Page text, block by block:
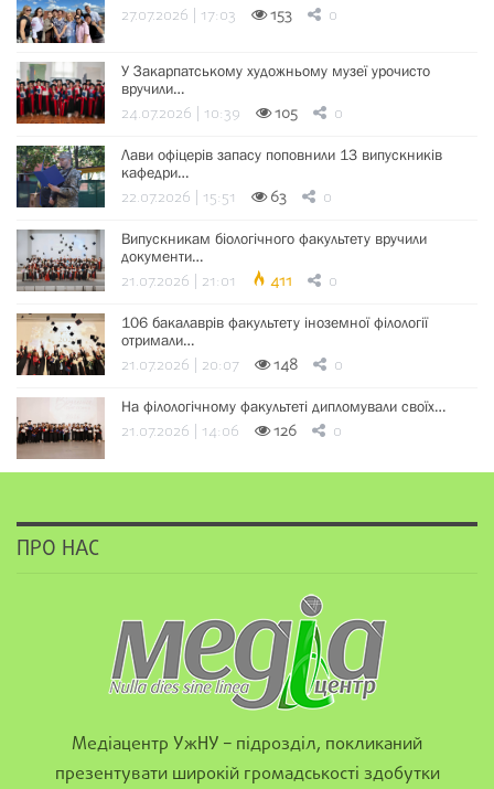
27.07.2026 | 17:03 153 0
У Закарпатському художньому музеї урочисто
вручили…
24.07.2026 | 10:39 105 0
Лави офіцерів запасу поповнили 13 випускників
кафедри…
22.07.2026 | 15:51 63 0
Випускникам біологічного факультету вручили
документи…
21.07.2026 | 21:01 411 0
106 бакалаврів факультету іноземної філології
отримали…
21.07.2026 | 20:07 148 0
На філологічному факультеті дипломували своїх…
21.07.2026 | 14:06 126 0
ПРО НАС
Медіацентр УжНУ – підрозділ, покликаний
презентувати широкій громадськості здобутки